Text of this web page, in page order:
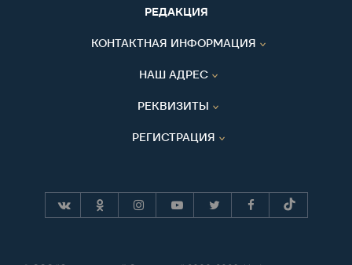
РЕДАКЦИЯ
КОНТАКТНАЯ ИНФОРМАЦИЯ
НАШ АДРЕС
РЕКВИЗИТЫ
РЕГИСТРАЦИЯ